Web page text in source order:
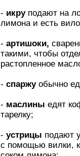
- икруподают на
лимона и есть
- артишоки,
такими, чтобы
растопленное
- спаржуобычно
- маслины едят
тарелку;
- устрицы подают
с помощью вилки,